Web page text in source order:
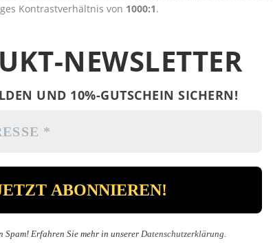
Kontrastverhältnis von 1000:1.
NEWSLETTER
UND 10%-GUTSCHEIN SICHERN!
Spam! Erfahren Sie mehr in unserer Datenschutzerklärung